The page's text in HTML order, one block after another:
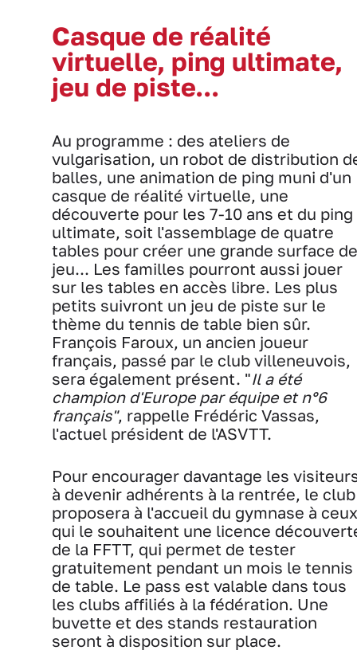
Casque de réalité
virtuelle, ping ultimate,
jeu de piste...
Au programme : des ateliers de
vulgarisation, un robot de distribution
balles, une animation de ping muni d'un
casque de réalité virtuelle, une
découverte pour les 7-10 ans et du ping
ultimate, soit l'assemblage de quatre
tables pour créer une grande surface de
jeu... Les familles pourront aussi jouer
sur les tables en accès libre. Les plus
petits suivront un jeu de piste sur le
thème du tennis de table bien sûr.
François Faroux, un ancien joueur
français, passé par le club villeneuvois,
sera également présent. "Il a été
champion d'Europe par équipe et n°6
français", rappelle Frédéric Vassas,
l'actuel président de l'ASVTT.
Pour encourager davantage les
à devenir adhérents à la rentrée, le club
proposera à l'accueil du gymnase à ceux
qui le souhaitent une licence
de la FFTT, qui permet de tester
gratuitement pendant un mois le tennis
de table. Le pass est valable dans tous
les clubs affiliés à la fédération. Une
buvette et des stands restauration
seront à disposition sur place.